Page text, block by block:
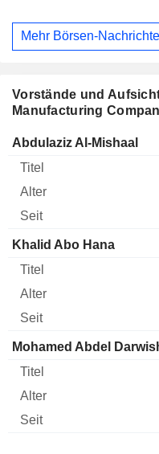
Mehr Börsen-
Vorstände und
Manufacturing
Manager Titel Alter Seit
Abdulaziz Al-Mishaal
Khalid Abo Hana
Mohamed Abdel